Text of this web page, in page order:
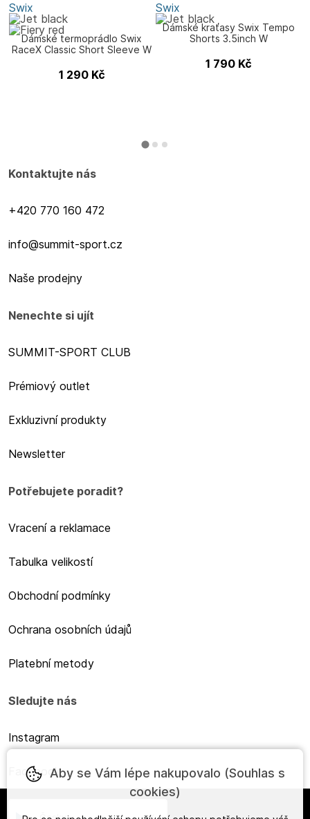
Swix
Dámské termoprádlo Swix
RaceX Classic Short Sleeve W
1 290 Kč
Swix
Dámské kraťasy Swix Tempo
Shorts 3.5inch W
1 790 Kč
Kontaktujte nás
+420 770 160 472
info@summit-sport.cz
Naše prodejny
Nenechte si ujít
SUMMIT-SPORT CLUB
Prémiový outlet
Exkluzivní produkty
Newsletter
Potřebujete poradit?
Vracení a reklamace
Tabulka velikostí
Obchodní podmínky
Ochrana osobních údajů
Platební metody
Sledujte nás
Instagram
FacebookAby se Vám lépe nakupovalo (Souhlas s
cookies)